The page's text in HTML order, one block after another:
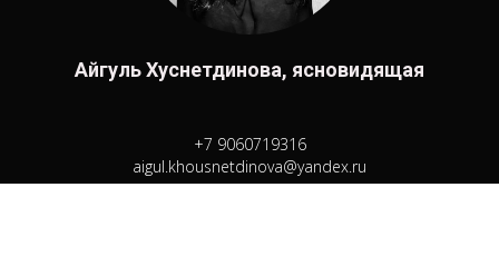
Айгуль Хуснетдинова, ясновидящая
+7 9060719316
aigul.khousnetdinova@yandex.ru